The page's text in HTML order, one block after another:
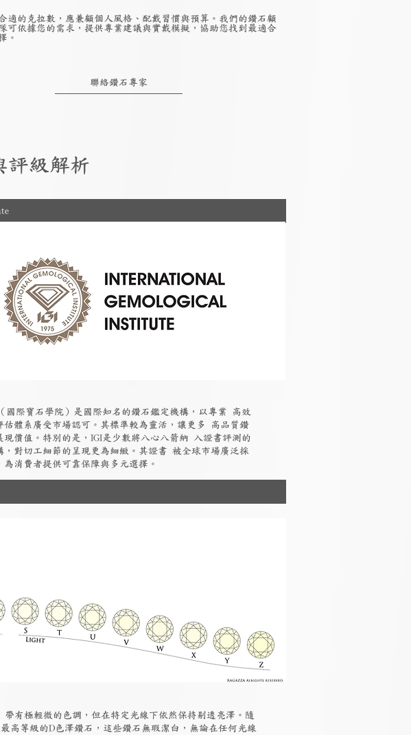
適的克拉數，應兼顧個人風格、配戴習慣與預算。我們的鑽石顧
可依據您的需求，提供專業建議與實戴模擬，協助您找到最適合
。
聯絡鑽石專家
評級解析
國際寶石學院）是國際知名的鑽石鑑定機構，以專業 高效
估體系廣受市場認可。其標準較為靈活，讓更多 高品質鑽
現價值。特別的是，IGI是少數將八心八箭納 入證書評測的
，對切工細節的呈現更為細緻。其證書 被全球市場廣泛採
為消費者提供可靠保障與多元選擇。
有極輕微的色調，但在特定光線下依然保持剔透亮澤。隨
高等級的D色澤鑽石，這些鑽石無瑕潔白，無論在任何光線